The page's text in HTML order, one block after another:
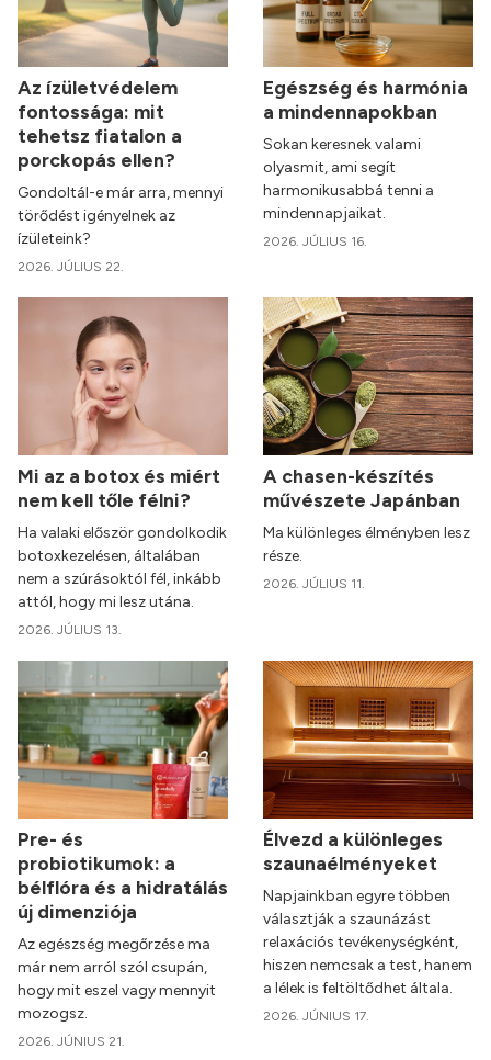
Az ízületvédelem
fontossága: mit
tehetsz fiatalon a
porckopás ellen?
Gondoltál-e már arra, mennyi
törődést igényelnek az
ízületeink?
2026. JÚLIUS 22.
Egészség és harmónia
a mindennapokban
Sokan keresnek valami
olyasmit, ami segít
harmonikusabbá tenni a
mindennapjaikat.
2026. JÚLIUS 16.
Mi az a botox és miért
nem kell tőle félni?
Ha valaki először gondolkodik
botoxkezelésen, általában
nem a szúrásoktól fél, inkább
attól, hogy mi lesz utána.
2026. JÚLIUS 13.
A chasen-készítés
művészete Japánban
Ma különleges élményben lesz
része.
2026. JÚLIUS 11.
Pre- és
probiotikumok: a
bélflóra és a hidratálás
új dimenziója
Az egészség megőrzése ma
már nem arról szól csupán,
hogy mit eszel vagy mennyit
mozogsz.
2026. JÚNIUS 21.
Élvezd a különleges
szaunaélményeket
Napjainkban egyre többen
választják a szaunázást
relaxációs tevékenységként,
hiszen nemcsak a test, hanem
a lélek is feltöltődhet általa.
2026. JÚNIUS 17.